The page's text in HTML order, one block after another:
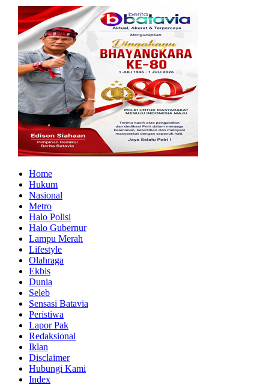
Home
Hukum
Nasional
Metro
Halo Polisi
Halo Gubernur
Lampu Merah
Lifestyle
Olahraga
Ekbis
Dunia
Seleb
Sensasi Batavia
Peristiwa
Lapor Pak
Redaksional
Iklan
Disclaimer
Hubungi Kami
Index